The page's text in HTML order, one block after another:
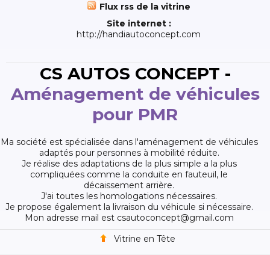
Flux rss de la vitrine
Site internet :
http://handiautoconcept.com
CS AUTOS CONCEPT -
Aménagement de véhicules
pour PMR
Ma société est spécialisée dans l'aménagement de véhicules
adaptés pour personnes à mobilité réduite.
Je réalise des adaptations de la plus simple a la plus
compliquées comme la conduite en fauteuil, le
décaissement arrière.
J'ai toutes les homologations nécessaires.
Je propose également la livraison du véhicule si nécessaire.
Mon adresse mail est csautoconcept@gmail.com
Vitrine en Tête